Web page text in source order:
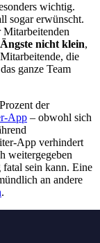
wichtig.
sogar erwünscht.
Mitarbeitenden
nicht klein,
die
ganze Team
der
App – obwohl sich
App verhindert
weitergegeben
sein kann. Eine
an andere
.